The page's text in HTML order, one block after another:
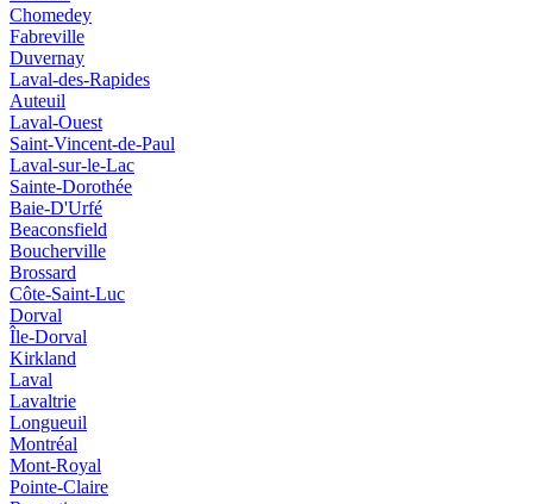
Chomedey
Fabreville
Duvernay
Laval-des-Rapides
Auteuil
Laval-Ouest
Saint-Vincent-de-Paul
Laval-sur-le-Lac
Sainte-Dorothée
Baie-D'Urfé
Beaconsfield
Boucherville
Brossard
Côte-Saint-Luc
Dorval
Île-Dorval
Kirkland
Laval
Lavaltrie
Longueuil
Montréal
Mont-Royal
Pointe-Claire